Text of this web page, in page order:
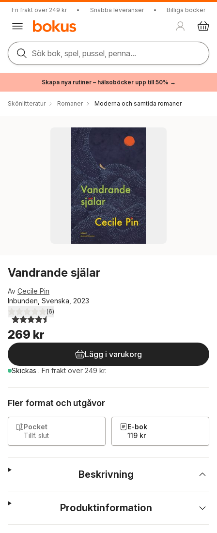
Fri frakt över 249 kr • Snabba leveranser • Billiga böcker
Sök bok, spel, pussel, penna...
Skapa nya rutiner – hälsoböcker upp till 50% →
Skönlitteratur Romaner Moderna och samtida romaner
Vandrande själar
Av Cecile Pin
Inbunden, Svenska, 2023
4,5utav 5 stjärnor. Totalt antal röster:
(6)
269 kr
Lägg i varukorg
Skickas . Fri frakt över 249 kr.
Fler format och utgåvor
Pocket
Tillf. slut
E-bok
119 kr
Beskrivning
Produktinformation